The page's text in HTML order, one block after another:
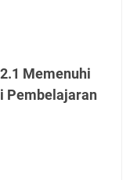
Memenuhi
Pembelajaran